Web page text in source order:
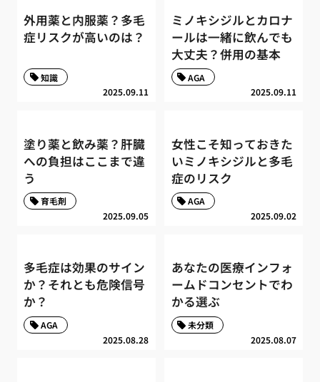
外用薬と内服薬？多毛
症リスクが高いのは？
2025.09.11
知識
ミノキシジルとカロナ
ールは一緒に飲んでも
大丈夫？併用の基本
2025.09.11
AGA
塗り薬と飲み薬？肝臓
への負担はここまで違
う
2025.09.05
育毛剤
女性こそ知っておきた
いミノキシジルと多毛
症のリスク
2025.09.02
AGA
多毛症は効果のサイン
か？それとも危険信号
か？
2025.08.28
AGA
あなたの医療インフォ
ームドコンセントでわ
かる選ぶ
2025.08.07
未分類